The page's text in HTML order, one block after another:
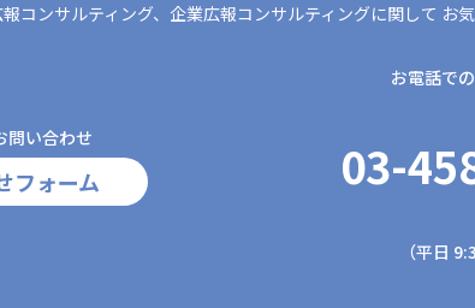
コンサルティング、 企業広報コンサルティングに関して お
問い合わせ
フォーム
お電話で
03-
（平日